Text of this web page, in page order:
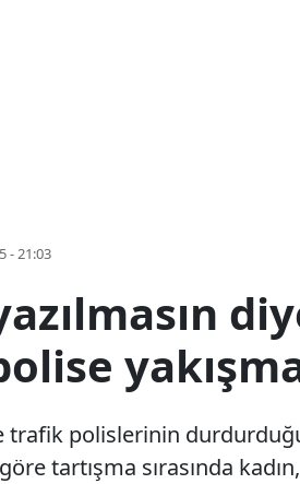
- 21:03
trafik polislerinin
tartışma sırasında